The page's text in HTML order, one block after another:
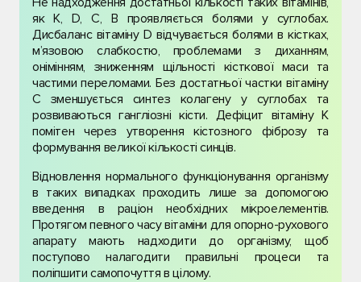
як К, D, C, B проявляється болями у суглобах.
Дисбаланс вітаміну D відчувається болями в кістках,
м’язовою слабкостю, проблемами з диханням,
онімінням, зниженням щільності кісткової маси та
частими переломами. Без достатньої частки вітаміну
С зменшується синтез колагену у суглобах та
розвиваються гангліозні кісти. Дефіцит вітаміну К
помітен через утворення кістозного фіброзу та
формування великої кількості синців.
Відновлення нормального функціонування організму
в таких випадках проходить лише за допомогою
введення в раціон необхідних мікроелементів.
Протягом певного часу вітаміни для опорно-рухового
апарату мають надходити до організму, щоб
поступово налагодити правильні процеси та
поліпшити самопочуття в цілому.